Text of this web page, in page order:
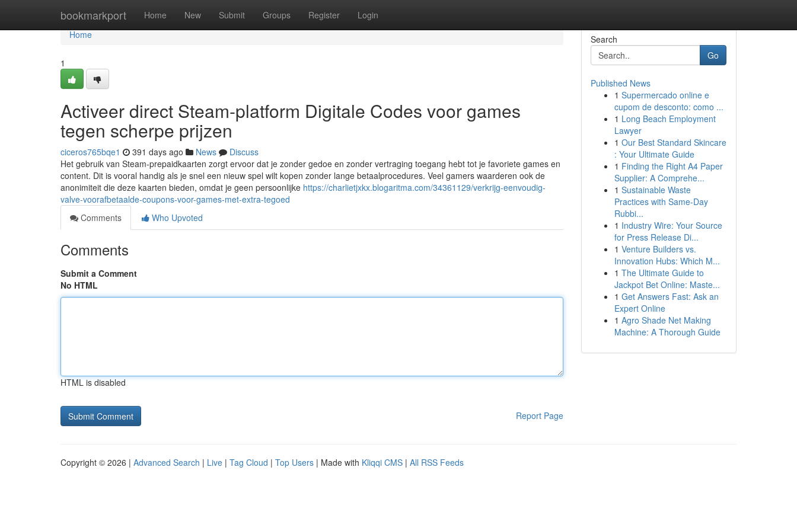
bookmarkport Home New Submit Groups Register Login
Home
Home
1
Activeer direct Steam-platform Digitale Codes voor games
tegen scherpe prijzen
ciceros765bqe1 391 days ago News
Discuss
Het gebruik van Steam-prepaidkaarten zorgt ervoor dat je zonder gedoe en zonder vertraging toegang hebt tot je favoriete games en
content. Dit is vooral handig als je snel een nieuw spel wilt kopen zonder lange betaalprocedures. Veel gamers waarderen ook de
anonimiteit die deze kaarten bieden, omdat je geen persoonlijke https://charlietjxkx.blogaritma.com/34361129/verkrijg-eenvoudig-
valve-voorafbetaalde-coupons-voor-games-met-extra-tegoed
Comments
Who Upvoted
Comments
Submit a Comment
No HTML
HTML is disabled
Report Page
Search
Go
Published News
1 Supermercado online e
cupom de desconto: como ...
1 Long Beach Employment
Lawyer
1 Our Best Standard Skincare
: Your Ultimate Guide
1 Finding the Right A4 Paper
Supplier: A Comprehe...
1 Sustainable Waste
Practices with Same-Day
Rubbi...
1 Industry Wire: Your Source
for Press Release Di...
1 Venture Builders vs.
Innovation Hubs: Which M...
1 The Ultimate Guide to
Jackpot Bet Online: Maste...
1 Get Answers Fast: Ask an
Expert Online
1 Agro Shade Net Making
Machine: A Thorough Guide
Copyright © 2026 | Advanced Search | Live | Tag Cloud | Top Users | Made with Kliqqi CMS | All RSS Feeds